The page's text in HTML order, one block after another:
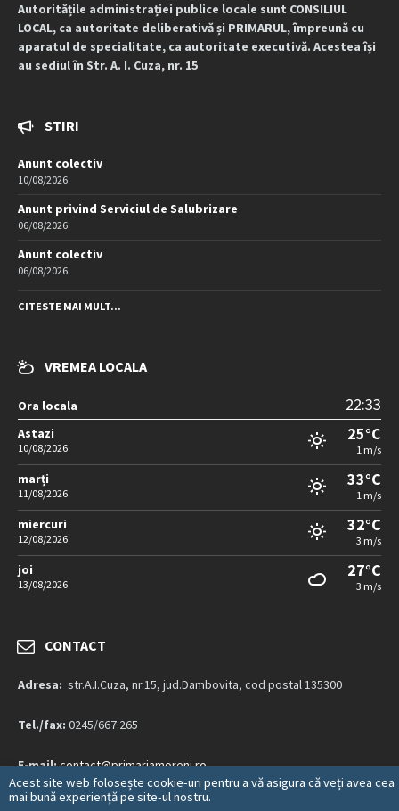
Autoritățile administrației publice locale sunt CONSILIUL
LOCAL, ca autoritate deliberativă și PRIMARUL, împreună cu
aparatul de specialitate, ca autoritate executivă. Acestea își
au sediul în Str. A. I. Cuza, nr. 15
STIRI
Anunt colectiv
10/08/2026
Anunt privind Serviciul de Salubrizare
06/08/2026
Anunt colectiv
06/08/2026
CITESTE MAI MULT...
VREMEA LOCALA
Ora locala 22:33
Astazi
10/08/2026
25°C
1 m/s
marți
11/08/2026
33°C
1 m/s
miercuri
12/08/2026
32°C
3 m/s
joi
13/08/2026
27°C
3 m/s
CONTACT
Adresa: str.A.I.Cuza, nr.15, jud.Dambovita, cod postal 135300
Tel./fax: 0245/667.265
E-mail:contact@primariamoreni.ro
Mai multe detalii…
Acest site web folosește cookie-uri pentru a vă asigura că veți avea cea
mai bună experiență pe site-ul nostru.